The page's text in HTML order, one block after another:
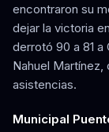
encontraron su
dejar la victoria
derrotó 90 a 81
Nahuel Martínez,
asistencias.
Municipal